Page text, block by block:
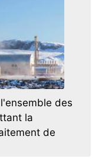
des
la
de